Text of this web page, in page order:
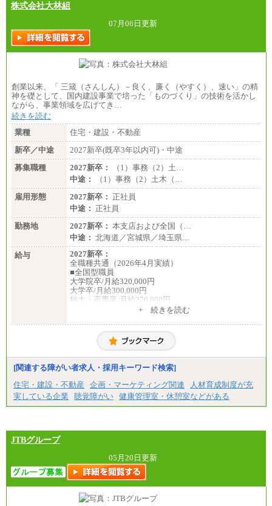
株式会社大林組
07月06日更新
創業以来、「 三箴（さんしん）－良く、廉く（やすく）、速い」の精
神を礎として、国内建設事業で培った「ものづくり」の技術を活かし
ながら、事業領域を広げてき…
続きを読む
業種
住宅・建設・不動産
新卒／中途
2027新卒(既卒3年以内可)・中途
募集職種
2027新卒：
（1）事務（2）土…
中途：
（1）事務（2）土木（…
雇用形態
2027新卒： 正社員
中途： 正社員
勤務地
2027新卒： 本支店および全国（…
中途： 北海道／宮城県／埼玉県…
給与
2027新卒：
全職種共通（2026年4月実績）
■全国型職員
大学院卒/月給320,000円
大学卒/月給300,000円
短大・高専卒/月給270,000円
大学院卒/月給256,000円～288,000円
大学卒/月給240,000円～270,000円
短大・高専卒/月給216,000円～243,000円
■特定職員※
大学院卒/月給234,000円～263,000円
大学卒/月給219,000円～246,000円
短大・高専卒/月給197,000円～222,000円
※拠点型職員、特定職員の給与は、生活の拠点が定
全職種共通
月給制
226,600円～390,100円（勤務地域等により異なりま
す）
・ご経験やスキルを考慮し、選考の中で決定いたし
ます。
+ 続きを読む
[関連する障がい者求人・採用キーワード検索]
住宅・建設・不動産
企画・マーケティング関連
人材育成制度が充
実している企業
聴覚障がい 健康管理室・休憩室などがある
JTBグループ
05月20日更新